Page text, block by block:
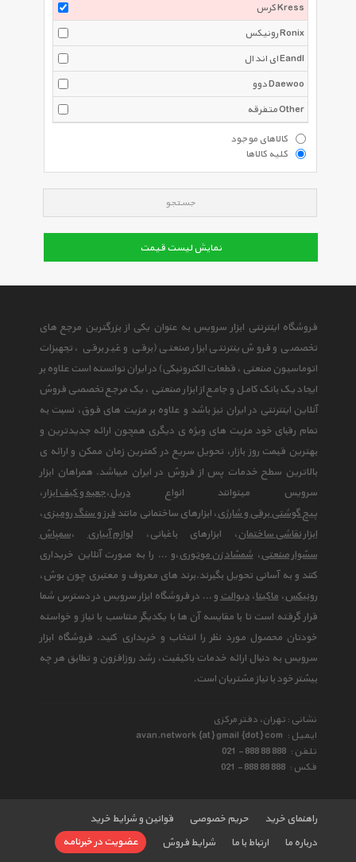
کرس Kress
رونیکس Ronix
ای اند ال Eandl
دوو Daewoo
متفرقه Other
کالاهای موجود
کلیه کالاها
جستجو
نمایش لیست قیمت
فروشگاه اینترنتی ابزار سرویس به عنوان یکی از بزرگترین مرجع های
تخصصی و فروش ینترنتی ابزار صنعتی (برقی و غیر برقی ، تجهیزات
اتوماسیون صنعتی ، قطعات الکترونیکی) در ایران توانسته است علاوه بر
ایجاد یک بانک کامل و جامع از ابزار صنعتی ، یک مرجع تخصصی فروش
آنلاین اینترنتی در ایران نیز باشد و علاوه بر مزیت های فوق، نسبت به
تمام رقبای خود مزیت های ویژه ی دیگری همچون ارائه جدیدترین و
بهترین قیمت روز بازار، تحویل سریع در کمترین زمان ممکن و ارائه ی
بالاترین سطح خدمات پس از فروش در ایران میباشد. همراهان ابزار
سرویس میتوانند انواع دریل،جعبه و کیف ابزار،
پیچ گوشتی برقی و شارژی، ابزارهای ساختمانی مانند فرز و سنگ رومیزی،
ابزار نقاشی ساختمان، ابزارهای باغبانی،لوازم آبیاری ،سمپاش
سشوار صنعتی،شمشاد زن موتوری،و ... را به صورت آنلاین خریداری
کنند و به آسانی تحویل بگیرند.برند های معروف و معتبری چون بوش،
رونیکس،ماکیتا،دیوالتو ... در فروشگاه ابزار سرویس در دسترس شما
قرار گرفته است تا با مقایسه آن ها با یکدیگر متناسب با نیاز و خواسته
خودتان محصول مورد نظر را انتخاب و خریداری کنید. فروشگاه ابزار
سرویس به دنبال ارائه خدمات باکیفیت، رشد روزافزون و تطابق هر چه
بیشتر خود با نیاز مشتریان است.
نشانی : تهران، دفتر مرکزی
ایمیل : avan.network {at} gmail {dot} com
تلفن : 021 - 888 88 888
فکس : 021 - 888 88 888
راهنمای خرید حریم خصوصی
قوانین و شرایط خرید
درباره ما
ارتباط با ما شرایط فروش عضویت در خبرنامه